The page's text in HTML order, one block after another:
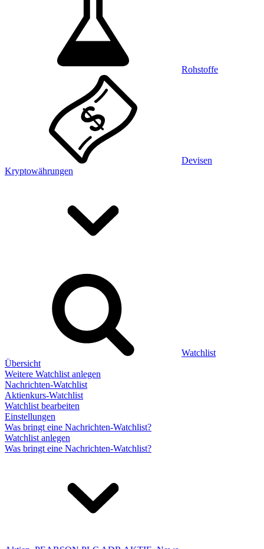
Rohstoffe
Devisen
Kryptowährungen
Watchlist
Übersicht
Weitere Watchlist anlegen
Nachrichten-Watchlist
Aktienkurs-Watchlist
Watchlist bearbeiten
Einstellungen
Was bringt eine Nachrichten-Watchlist?
Watchlist anlegen
Was bringt eine Nachrichten-Watchlist?